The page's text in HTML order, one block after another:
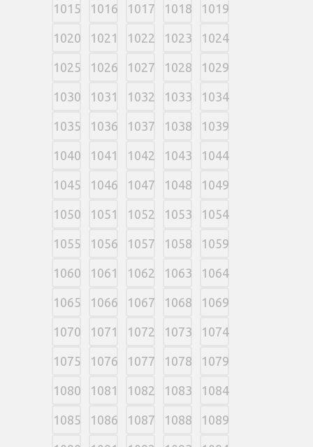
1015 1016 1017 1018 1019
1020 1021 1022 1023 1024
1025 1026 1027 1028 1029
1030 1031 1032 1033 1034
1035 1036 1037 1038 1039
1040 1041 1042 1043 1044
1045 1046 1047 1048 1049
1050 1051 1052 1053 1054
1055 1056 1057 1058 1059
1060 1061 1062 1063 1064
1065 1066 1067 1068 1069
1070 1071 1072 1073 1074
1075 1076 1077 1078 1079
1080 1081 1082 1083 1084
1085 1086 1087 1088 1089